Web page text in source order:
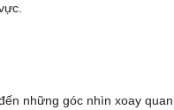
những góc nhìn xoay